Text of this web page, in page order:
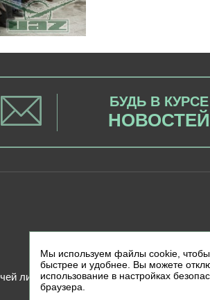
БУДЬ В КУРСЕ
НОВОСТЕЙ
линии:8 800 100 00 42 (звонок по
Мы используем файлы cookie,
быстрее и удобнее. Вы можете
использование в настройках
браузера.